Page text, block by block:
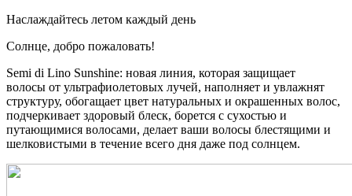
Наслаждайтесь летом каждый день
Солнце, добро пожаловать!
Semi di Lino Sunshine: новая линия, которая защищает
волосы от ультрафиолетовых лучей, наполняет и увлажнят
структуру, обогащает цвет натуральных и окрашенных волос,
подчеркивает здоровый блеск, борется с сухостью и
путающимися волосами, делает ваши волосы блестящими и
шелковистыми в течение всего дня даже под солнцем.